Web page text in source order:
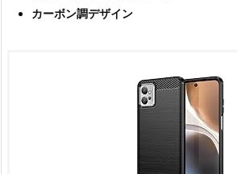
カーボン調デザイン